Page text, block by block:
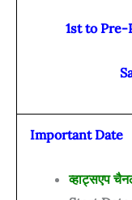
1st to
Important Date
व्हाट्सएप